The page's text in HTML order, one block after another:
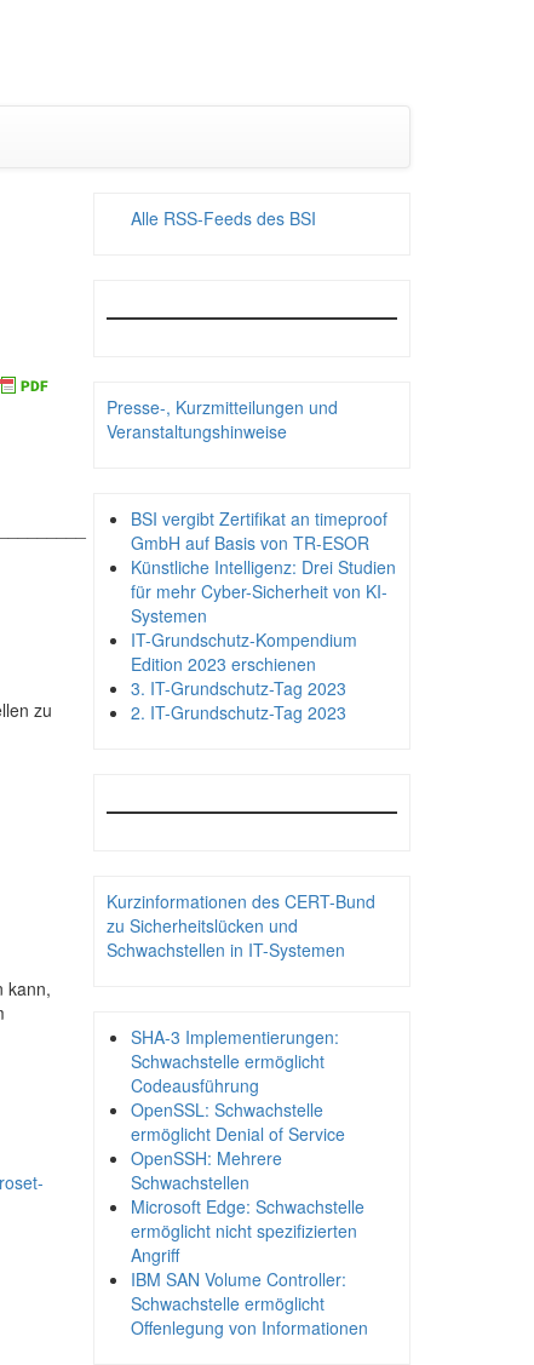
zu
kann,
Alle RSS-Feeds des BSI
Presse-, Kurzmitteilungen und
Veranstaltungshinweise
BSI vergibt Zertifikat an timeproof
GmbH auf Basis von TR-ESOR
Künstliche Intelligenz: Drei Studien
für mehr Cyber-Sicherheit von KI-
Systemen
IT-Grundschutz-Kompendium
Edition 2023 erschienen
3. IT-Grundschutz-Tag 2023
2. IT-Grundschutz-Tag 2023
Kurzinformationen des CERT-Bund
zu Sicherheitslücken und
Schwachstellen in IT-Systemen
SHA-3 Implementierungen:
Schwachstelle ermöglicht
Codeausführung
OpenSSL: Schwachstelle
ermöglicht Denial of Service
OpenSSH: Mehrere
Schwachstellen
Microsoft Edge: Schwachstelle
ermöglicht nicht spezifizierten
Angriff
IBM SAN Volume Controller:
Schwachstelle ermöglicht
Offenlegung von Informationen